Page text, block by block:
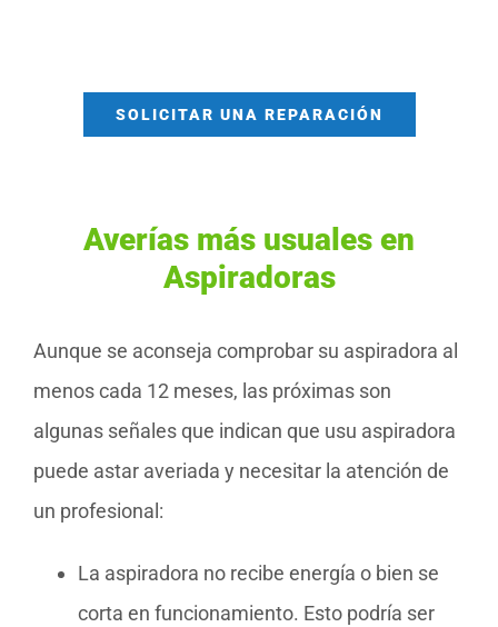
SOLICITAR UNA REPARACIÓN
Averías más usuales en
Aspiradoras
Aunque se aconseja comprobar su aspiradora al
menos cada 12 meses, las próximas son
algunas señales que indican que usu aspiradora
puede astar averiada y necesitar la atención de
un profesional:
La aspiradora no recibe energía o bien se
corta en funcionamiento. Esto podría ser